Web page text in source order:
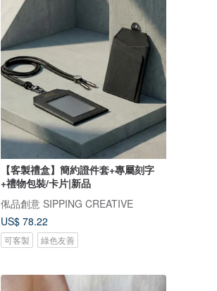
【客製禮盒】簡約證件套+專屬刻字
+禮物包裝/卡片|新品
俬品創意 SIPPING CREATIVE
US$ 78.22
可客製 綠色友善